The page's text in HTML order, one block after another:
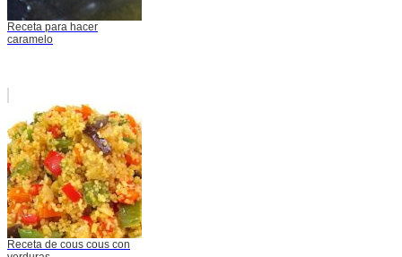
Receta para hacer
caramelo
Receta de cous cous con